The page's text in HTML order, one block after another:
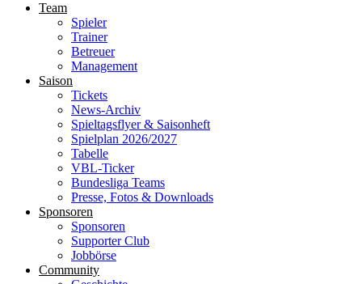
Team
Spieler
Trainer
Betreuer
Management
Saison
Tickets
News-Archiv
Spieltagsflyer & Saisonheft
Spielplan 2026/2027
Tabelle
VBL-Ticker
Bundesliga Teams
Presse, Fotos & Downloads
Sponsoren
Sponsoren
Supporter Club
Jobbörse
Community